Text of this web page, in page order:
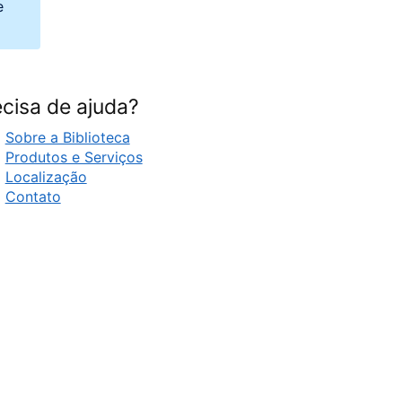
de ajuda?
Sobre a Biblioteca
Produtos e Serviços
Localização
Contato